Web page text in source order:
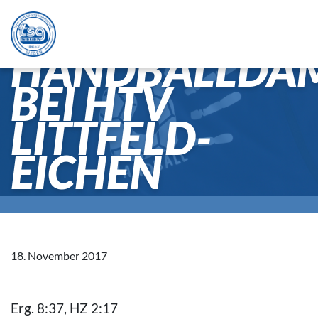
BEI HTV
LITTFELD-
EICHEN
18. November 2017
Erg. 8:37, HZ 2:17